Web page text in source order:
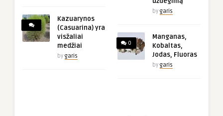
Kazuarynos
(Casuarina) yra
visžaliai
medžiai
by garis
by garis
0
Manganas,
Kobaltas,
Jodas, Fluoras
by garis